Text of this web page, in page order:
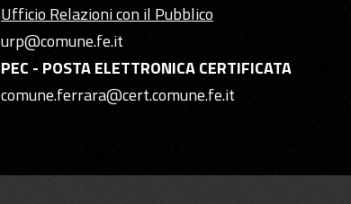
Ufficio Relazioni con il Pubblico
urp@comune.fe.it
PEC - POSTA ELETTRONICA CERTIFICATA
comune.ferrara@cert.comune.fe.it